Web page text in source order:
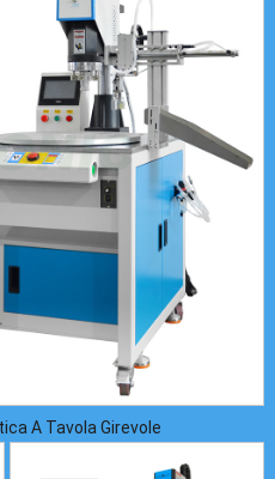
A Tavola Girevole